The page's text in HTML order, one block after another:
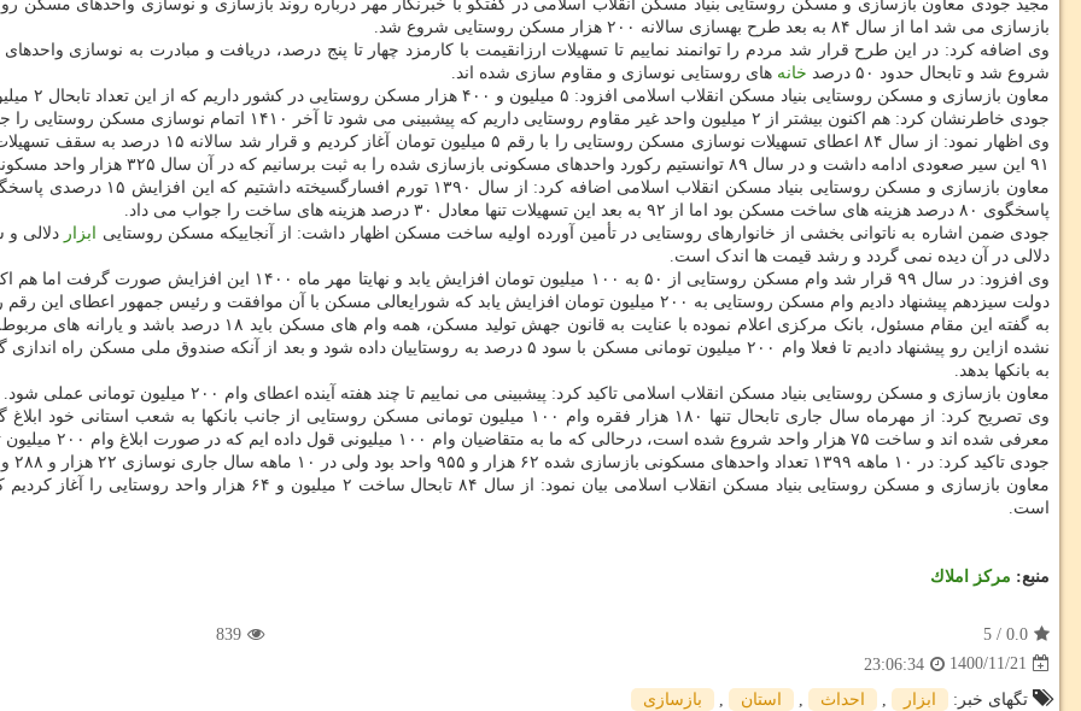
بازسازی می شد اما از سال ۸۴ به بعد طرح بهسازی سالانه ۲۰۰ هزار مسکن روستایی شروع شد.
شروع شد و تابحال حدود ۵۰ درصد خانه های روستایی نوسازی و مقاوم سازی شده اند.
معاون بازسازی و مسکن روستایی بنیاد مسکن انقلاب اسلامی افزود: ۵ میلیون و ۴۰۰ هزار مسکن روستایی در کشور داریم که از این تعداد تابحال ۲ میلیون و ۶۵۰ هزار واحد بهسازی شده است.
جودی خاطرنشان کرد: هم اکنون بیشتر از ۲ میلیون واحد غیر مقاوم روستایی داریم که پیشبینی می شود تا آخر ۱۴۱۰ اتمام نوسازی مسکن روستایی را جشن بگیریم.
وی اظهار نمود: از سال ۸۴ اعطای تسهیلات
۹۱ این سیر صعودی ادامه داشت و در سال ۸۹ توانستیم رکورد واحدهای مسکونی بازسازی شده را به ثبت برسانیم که در آن سال ۳۲۵ هزار واحد مسکونی روستایی بازسازی شد.
پاسخگوی ۸۰ درصد هزینه های ساخت مسکن بود اما از ۹۲ به بعد این تسهیلات تنها معادل ۳۰ درصد هزینه های ساخت را جواب می داد.
جودی ضمن اشاره به ناتوانی بخشی از خانوارهای روستایی در تأمین آورده اولیه ساخت مسکن اظهار داشت: از آنجاییکه مسکن روستایی
ابزار دلالی
دلالی در آن دیده نمی گردد و رشد قیمت ها اندک است.
دولت سیزدهم پیشنهاد دادیم وام مسکن روستایی به ۲۰۰ میلیون تومان افزایش یابد که شورایعالی مسکن با آن موافقت و رئیس جمهور اعطای این رقم را به بانک مرکزی ابلاغ نمود.
به گفته این مقام مسئول، بانک مرکزی اعلام نموده با عنایت
به بانکها بدهد.
معاون بازسازی و مسکن روستایی بنیاد مسکن انقلاب اسلامی تاکید کرد: پیشبینی می نماییم تا چند هفته آینده اعطای وام ۲۰۰ میلیون تومانی عملی شود.
معرفی شده اند و ساخت ۷۵ هزار واحد شروع شده است، درحالی که ما به متقاضیان وام ۱۰۰ میلیونی قول داده ایم که در صورت ابلاغ وام ۲۰۰ میلیون تومانی، وام آنها هم به سقف جدید ارتقا یابد.
جودی تاکید کرد: در ۱۰ ماهه ۱۳۹۹ تعداد واحدهای مسکونی بازسازی شده ۶۲ هزار و ۹۵۵ واحد بود ولی در ۱۰ ماهه سال جاری نوسازی ۲۲ هزار و ۲۸۸ واحد مسکونی روستایی تمام شده است.
است.
منبع: مركز املاك
0.0
/
5
839
1400/11/21
23:06:34
تگهای خبر:
ابزار , احداث , استان , بازسازی